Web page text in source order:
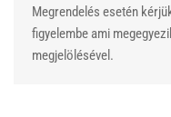
Megrendelés esetén
figyelembe ami
megjelölésével.